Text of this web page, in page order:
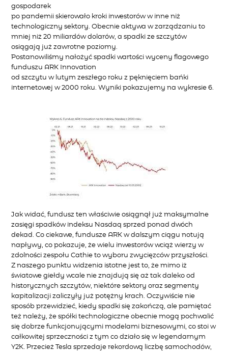
gospodarek
po pandemii skierowało kroki inwestorów w inne niż
technologiczny sektory. Obecnie aktywa w zarządzaniu to
mniej niż 20 miliardów dolarów, a spadki ze szczytów
osiągają już zawrotne poziomy.
Postanowiliśmy nałożyć spadki wartości wyceny flagowego
funduszu ARK Innovation
od szczytu w lutym zeszłego roku z pęknięciem bańki
internetowej w 2000 roku. Wyniki pokazujemy na wykresie 6.
Jak widać, fundusz ten właściwie osiągnął już maksymalne
zasięgi spadków indeksu Nasdaq sprzed ponad dwóch
dekad. Co ciekawe, fundusze ARK w dalszym ciągu notują
napływy, co pokazuje, że wielu inwestorów wciąż wierzy w
zdolności zespołu Cathie to wyboru zwycięzców przyszłości.
Z naszego punktu widzenia istotne jest to, że mimo iż
światowe giełdy wcale nie znajdują się aż tak daleko od
historycznych szczytów, niektóre sektory oraz segmenty
kapitalizacji zaliczyły już potężny krach. Oczywiście nie
sposób przewidzieć, kiedy spadki się zakończą, ale pamiętać
też należy, że spółki technologiczne obecnie mogą pochwalić
się dobrze funkcjonującymi modelami biznesowymi, co stoi w
całkowitej sprzeczności z tym co działo się w legendarnym
Y2K. Przecież Tesla sprzedaje rekordową liczbę samochodów,